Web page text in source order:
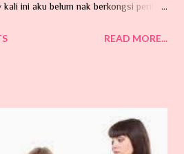
ini aku belum nak berkongsi perihal
dalam gambar ni. Sumber GOOGLE.
suka hisap darah. Dia ni kecik je...
angin, atau dibawa oleh haiwan-
READ MORE...